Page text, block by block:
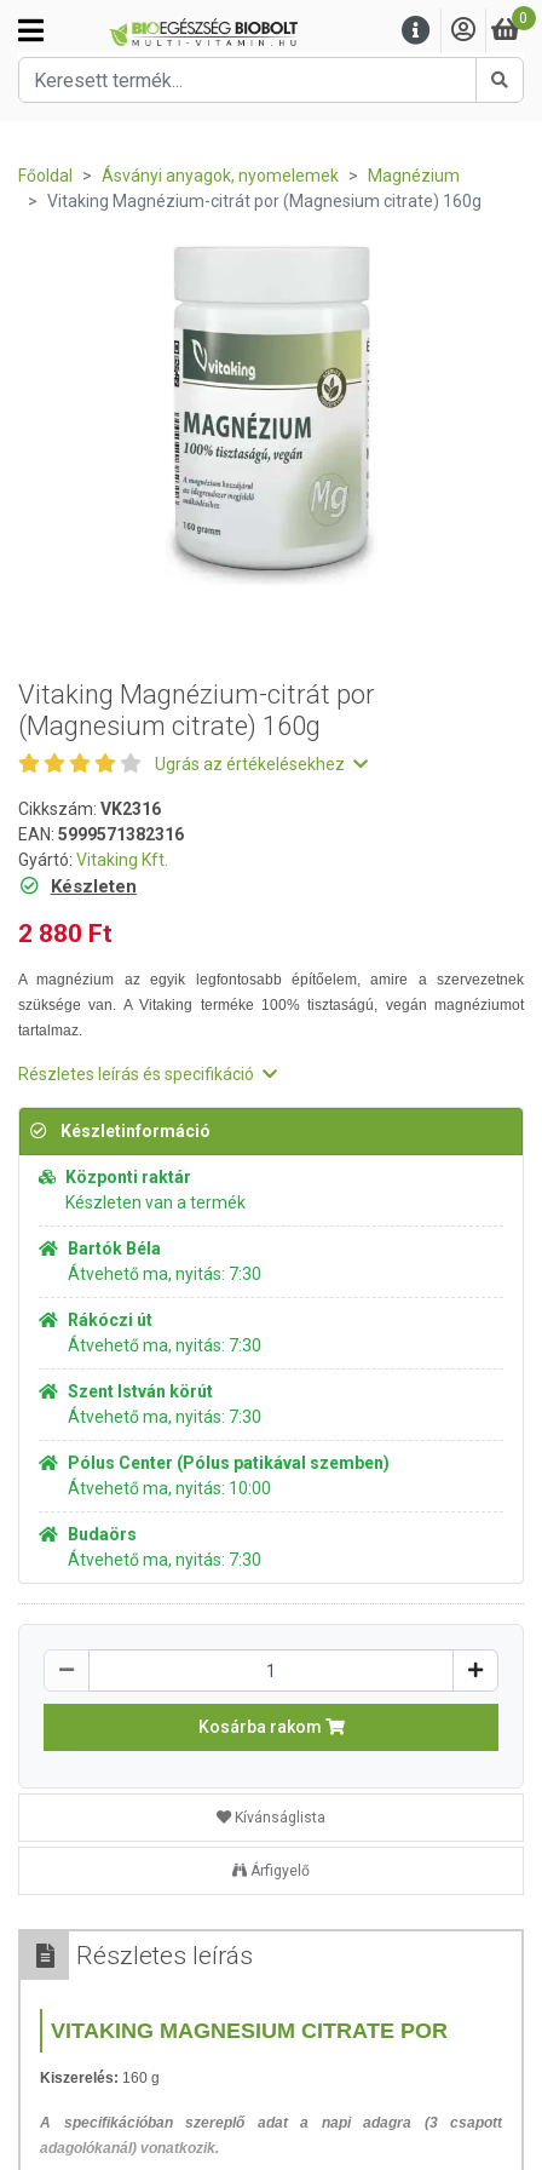
0
Főoldal Ásványi anyagok, nyomelemek
Magnézium
Vitaking Magnézium-citrát por (Magnesium citrate) 160g
Vitaking Magnézium-citrát por
(Magnesium citrate) 160g
Ugrás az értékelésekhez
Cikkszám: VK2316
EAN: 5999571382316
Gyártó: Vitaking Kft.
Készleten
2 880 Ft
A magnézium az egyik legfontosabb építőelem, amire a szervezetnek
szüksége van. A Vitaking terméke 100% tisztaságú, vegán magnéziumot
tartalmaz.
Részletes leírás és specifikáció
Készletinformáció
Központi raktár
Készleten van a termék
Bartók Béla
Átvehető ma, nyitás: 7:30
Rákóczi út
Átvehető ma, nyitás: 7:30
Szent István körút
Átvehető ma, nyitás: 7:30
Pólus Center (Pólus patikával szemben)
Átvehető ma, nyitás: 10:00
Budaörs
Átvehető ma, nyitás: 7:30
Kosárba rakom
Kívánságlista
Árfigyelő
Részletes leírás
VITAKING MAGNESIUM CITRATE POR
Kiszerelés: 160 g
A specifikációban szereplő adat a napi adagra (3 csapott
adagolókanál) vonatkozik.